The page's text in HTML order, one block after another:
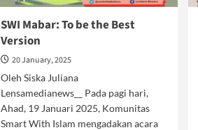
SWI Mabar: To be the Best
Version
20 January, 2025
Oleh Siska Juliana
Lensamedianews__ Pada pagi hari,
Ahad, 19 Januari 2025, Komunitas
Smart With Islam mengadakan acara